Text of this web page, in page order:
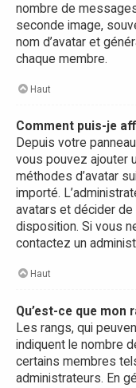
nombre de
seconde image,
nom d’avatar et
chaque membre.
Haut
Comment puis-je
Depuis votre
vous pouvez ajouter
méthodes d’avatar
importé.
avatars et décider
disposition. Si vous
contactez un
Haut
Qu’est-ce que mon
Les rangs, qui
indiquent le nombre
certains membres
administrateurs. En